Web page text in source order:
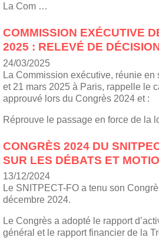
La Com …
COMMISSION EXÉCUTIVE
2025 : RELEVÉ DE
24/03/2025
La Commission exécutive, réunie
et 21 mars 2025 à Paris, rappelle le
approuvé lors du Congrès 2024 et :
Réprouve le passage en force de la
CONGRÈS 2024 DU
SUR LES DÉBATS ET
13/12/2024
Le SNITPECT-FO a tenu son
décembre 2024.
Le Congrès a adopté le rapport
général et le rapport financier de la